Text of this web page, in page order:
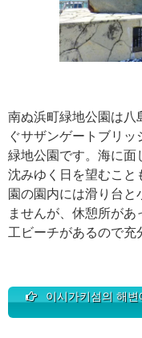
南ぬ浜町緑地公園は八
ぐサザンゲートブリ
緑地公園です。海に面
沈みゆく日を望むこと
園の園内には滑り台と
ませんが、休憩所が
工ビーチがあるので充
이시가키섬의 해